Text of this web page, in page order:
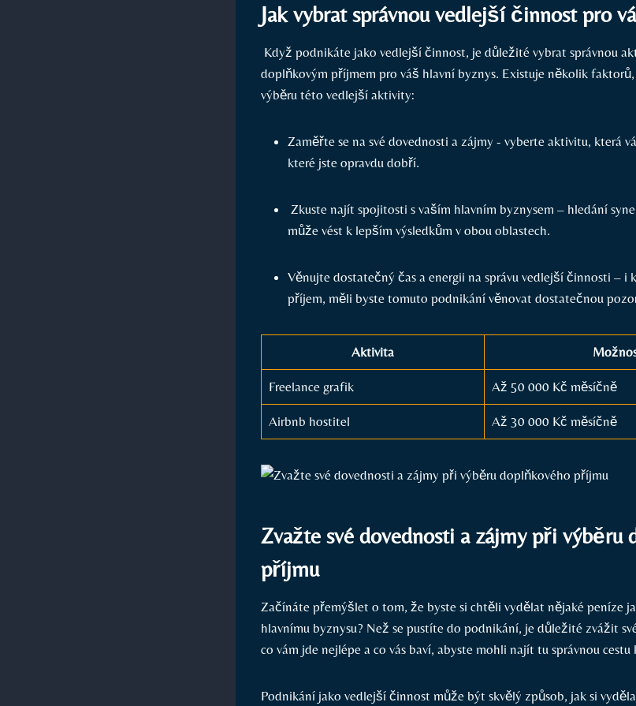
Jak‍ vybrat správnou ⁢vedlejší činnost pro
Když podnikáte jako vedlejší činnost,⁤ je důležité vybrat správnou
doplňkovým příjmem pro váš hlavní⁣ byznys. Existuje několik‌
výběru ​této vedlejší aktivity:
Zaměřte se na své ‌dovednosti a zájmy ​- ‍vyberte aktivitu, která
které jste opravdu‍ dobří.
Zkuste najít spojitosti s vaším hlavním byznysem – hledání
může vést k lepším ⁢výsledkům v obou oblastech.
Věnujte dostatečný čas a energii na‌ správu vedlejší činnosti – i
příjem, měli‍ byste tomuto podnikání věnovat dostatečnou
Aktivita
Freelance grafik Až ‌50 000 Kč měsíčně
Airbnb​ hostitel Až 30 000 Kč měsíčně
Zvažte své dovednosti a zájmy při výběru
příjmu
Začínáte přemýšlet⁢ o tom, že byste ‌si chtěli vydělat nějaké peníze‍
hlavnímu byznysu? Než se pustíte do podnikání, je důležité‍ zvážit
co⁢ vám ‌jde nejlépe a co vás baví, abyste mohli najít tu ‌správnou⁣
Podnikání jako vedlejší činnost může⁢ být skvělý způsob, jak si